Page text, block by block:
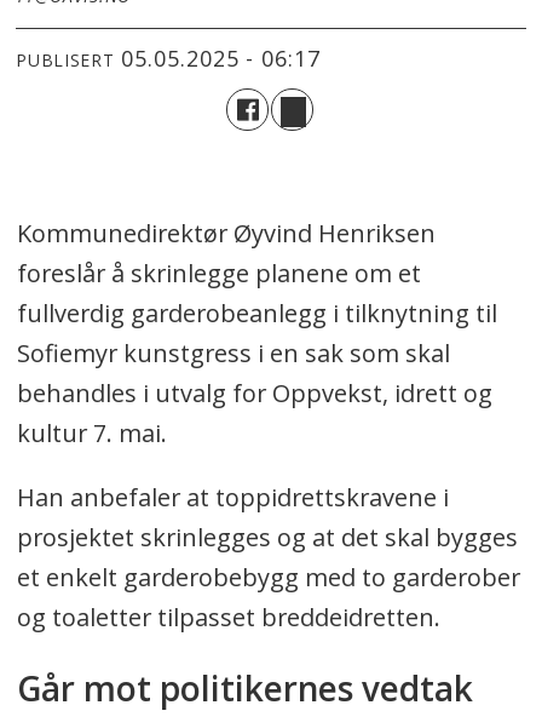
PUBLISERT 05.05.2025 - 06:17
Kommunedirektør Øyvind Henriksen
foreslår å skrinlegge planene om et
fullverdig garderobeanlegg i tilknytning til
Sofiemyr kunstgress i en sak som skal
behandles i utvalg for Oppvekst, idrett og
kultur 7. mai.
Han anbefaler at toppidrettskravene i
prosjektet skrinlegges og at det skal bygges
et enkelt garderobebygg med to garderober
og toaletter tilpasset breddeidretten.
Går mot politikernes vedtak